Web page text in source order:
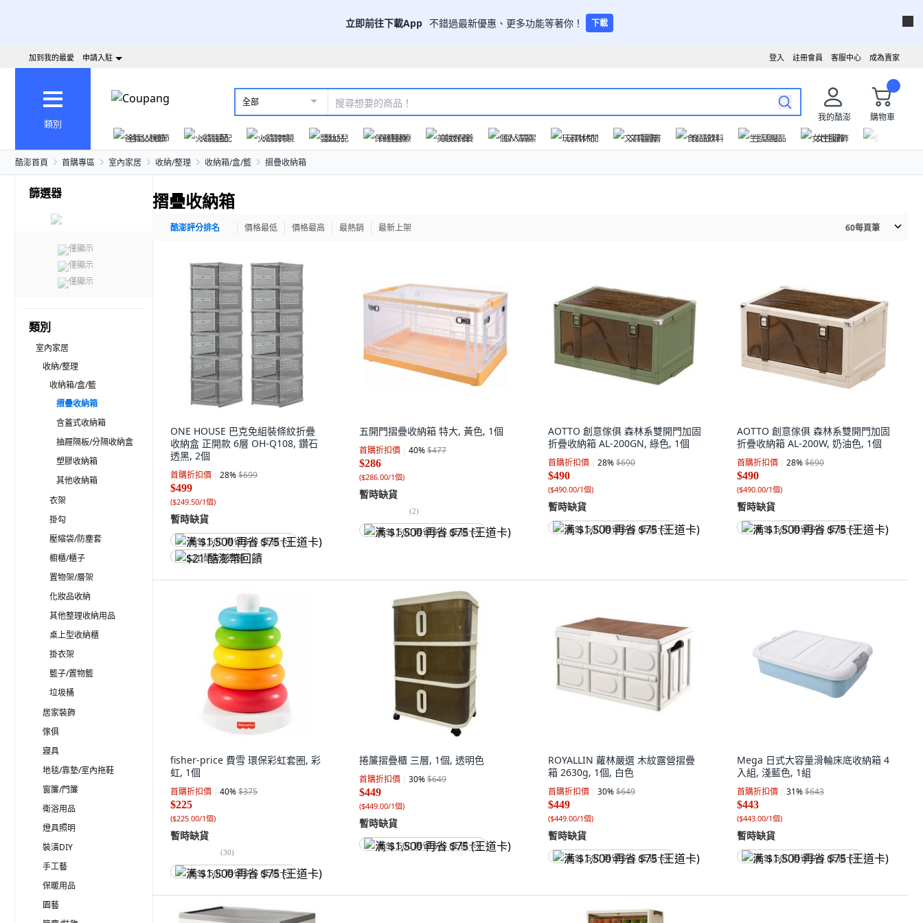
立即前往下載App 不錯過最新優惠、更多功能等著你！ 下載
成為賣家
客服中心
註冊會員
登入
加到我的最愛 申請入駐
類別
全部
我的酷澎
購物車
爸氣父親節
火箭速配 火箭跨境 嬰幼兒 保健醫療 美妝保養 個人清潔 玩具休閒 文具圖書 食品飲料 生活用品 女性服飾
酷澎首頁 首購專區 室內家居 收納/整理 收納箱/盒/籃 摺疊收納箱
篩選器
僅顯示
僅顯示
僅顯示
類別
室內家居
收納/整理
收納箱/盒/籃
摺疊收納箱
含蓋式收納箱
抽屜隔板/分隔收納盒
塑膠收納箱
其他收納箱
衣架
掛勾
壓縮袋/防塵套
櫥櫃/櫃子
置物架/層架
化妝品收納
其他整理收納用品
桌上型收納櫃
掛衣架
籃子/置物籃
垃圾桶
居家裝飾
傢俱
寢具
地毯/靠墊/室內拖鞋
窗簾/門簾
衛浴用品
燈具照明
裝潢DIY
手工藝
保暖用品
園藝
摺疊收納箱
酷澎評分排名 價格最低 價格最高 最熱銷 最新上架 60每頁筆
ONE HOUSE 巴克免組裝條紋折疊
收納盒 正開款 6層 OH-Q108, 鑽石
透黑, 2個
首購折扣價 28%$699
$499
($249.50/1個)
暫時缺貨
满 $1,500 再省 $75 (王道卡)
$21 酷澎幣回饋
五開門摺疊收納箱 特大, 黃色, 1個
首購折扣價 40%$477
$286
($286.00/1個)
暫時缺貨
(2)
满 $1,500 再省 $75 (王道卡)
AOTTO 創意傢俱 森林系雙開門加固
折疊收納箱 AL-200GN, 綠色, 1個
首購折扣價 28%$690
$490
($490.00/1個)
暫時缺貨
满 $1,500 再省 $75 (王道卡)
AOTTO 創意傢俱 森林系雙開門加固
折疊收納箱 AL-200W, 奶油色, 1個
首購折扣價 28%$690
$490
($490.00/1個)
暫時缺貨
满 $1,500 再省 $75 (王道卡)
fisher-price 費雪 環保彩虹套圈, 彩
虹, 1個
首購折扣價 40%$375
$225
($225.00/1個)
暫時缺貨
(30)
满 $1,500 再省 $75 (王道卡)
捲簾摺疊櫃 三層, 1個, 透明色
首購折扣價 30%$649
$449
($449.00/1個)
暫時缺貨
满 $1,500 再省 $75 (王道卡)
ROYALLIN 蘿林嚴選 木紋露營摺疊
箱 2630g, 1個, 白色
首購折扣價 30%$649
$449
($449.00/1個)
暫時缺貨
满 $1,500 再省 $75 (王道卡)
Mega 日式大容量滑輪床底收納箱 4
入組, 淺藍色, 1組
首購折扣價 31%$643
$443
($443.00/1個)
暫時缺貨
满 $1,500 再省 $75 (王道卡)